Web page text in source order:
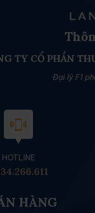
TY CỔ PHẦN
Đại lý F1
HOTLINE
HÀNG